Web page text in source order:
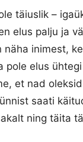
täiuslik –
elus palju ja
näha inimest,
pole elus
et nad
saati
ning täita